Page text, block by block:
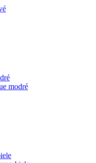
modré